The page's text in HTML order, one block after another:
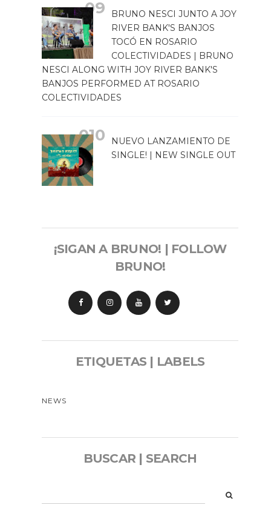
BRUNO NESCI JUNTO A JOY
RIVER BANK'S BANJOS
TOCÓ EN ROSARIO
COLECTIVIDADES | BRUNO
NESCI ALONG WITH JOY RIVER BANK'S
BANJOS PERFORMED AT ROSARIO
COLECTIVIDADES
NUEVO LANZAMIENTO DE
SINGLE! | NEW SINGLE OUT
¡SIGAN A BRUNO! | FOLLOW
BRUNO!
ETIQUETAS | LABELS
NEWS
BUSCAR | SEARCH